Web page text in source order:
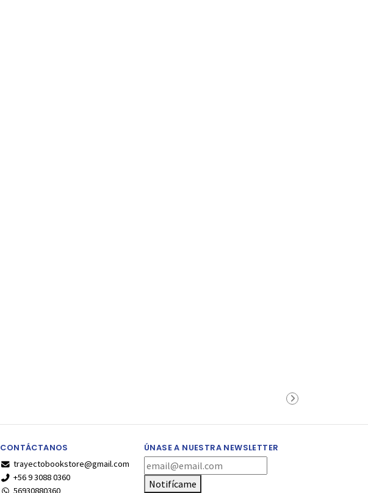
CONTÁCTANOS
trayectobookstore@gmail.com
+56 9 3088 0360
56930880360
ÚNASE A NUESTRA NEWSLETTER
Notifícame